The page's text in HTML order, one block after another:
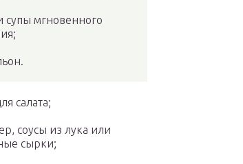
супы мгновенного
салата;
соусы из лука или
сырки;